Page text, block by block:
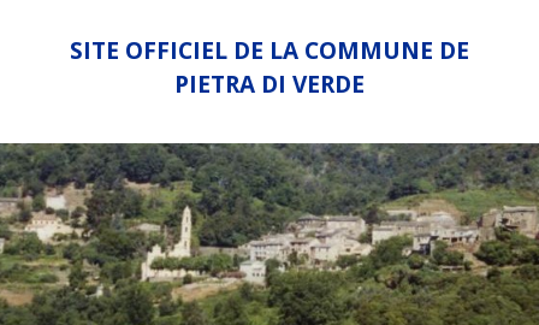
SITE OFFICIEL DE LA COMMUNE DE
PIETRA DI VERDE